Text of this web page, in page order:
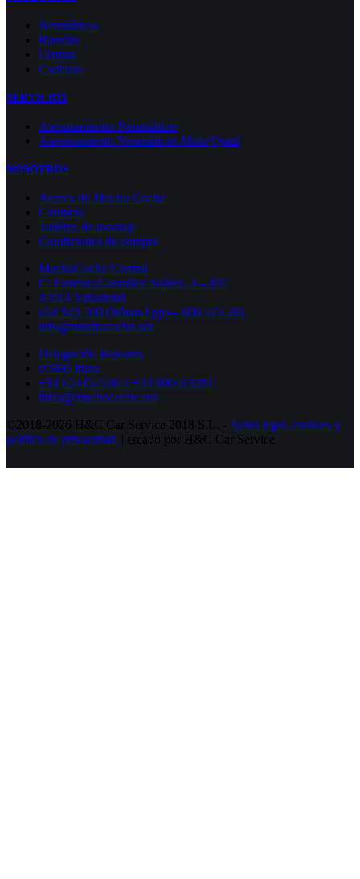
Neumáticos
Baterías
Llantas
Cadenas
SERVICIOS
Asesoramiento Neumáticos
Asesoramiento Neumáticos Moto/Quad
NOSOTROS
Acerca de Mucho Coche
Contacto
Talleres de montaje
Condiciones de compra
MuchoCoche Central
C/ Eusebio González Suárez, 4 – 8ºC
47014 Valladolid
654 923 760 (WhatsApp) – 600 513 281
info@muchocoche.net
Delegación Baleares
07800 Ibiza
+34 654452530 // +34 600513281
ibiza@muchocoche.net
©2018-2026 H&C Car Service 2018 S.L. - Aviso legal, cookies y
política de privacidad. | creado por H&C Car Service